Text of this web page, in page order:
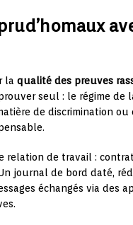
la qualité des preuves
seul : le régime de
de discrimination ou
relation de travail :
journal de bord daté,
échangés via des